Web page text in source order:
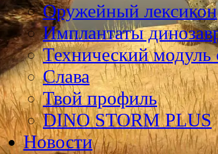
Оружейный лексикон
Имплантаты
Технический
Слава
Твой профиль
DINO STORM PLUS
Новости